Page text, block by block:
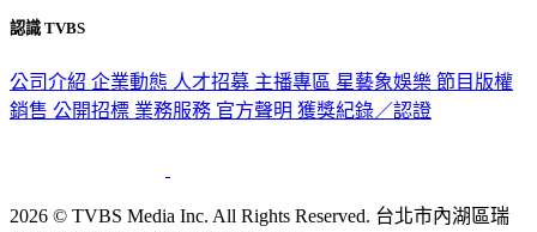
認識 TVBS
公司介紹 企業動態 人才招募 主播專區 星藝象娛樂 節目版權
銷售 公開招標 業務服務 官方聲明 獲獎紀錄／認證
2026 © TVBS Media Inc. All Rights Reserved. 台北市內湖區瑞